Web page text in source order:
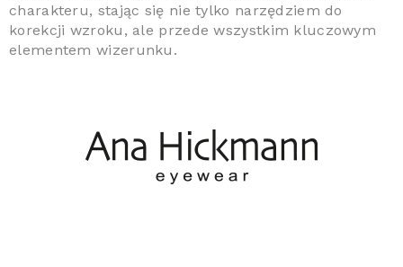
charakteru, stając się nie tylko narzędziem do
korekcji wzroku, ale przede wszystkim kluczowym
elementem wizerunku.